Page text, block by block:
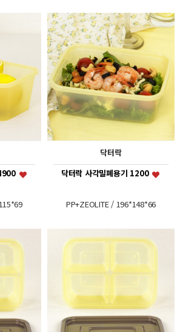
닥터락
닥터락 사각밀폐용기 1200
PP+ZEOLITE / 196*148*66